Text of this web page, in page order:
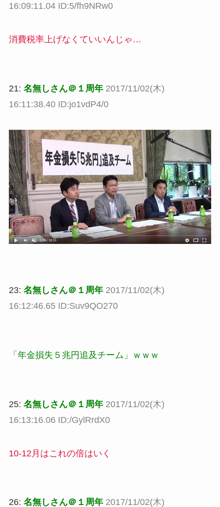
16:09:11.04 ID:5/fh9NRw0
消費税率上げなくていいんじゃ…
21: 名無しさん＠１周年 2017/11/02(木)
16:11:38.40 ID:jo1vdP4/0
23: 名無しさん＠１周年 2017/11/02(木)
16:12:46.65 ID:Suv9QO270
「年金損失５兆円追及チーム」ｗｗｗ
25: 名無しさん＠１周年 2017/11/02(木)
16:13:16.06 ID:/GylRrdX0
10-12月はこれの倍はいく
26: 名無しさん＠１周年 2017/11/02(木)